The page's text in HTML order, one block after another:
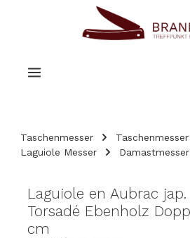
Taschenmesser
Laguiole Messer
Damastmesser
Laguiole en Aubrac
Torsadé Ebenholz
cm